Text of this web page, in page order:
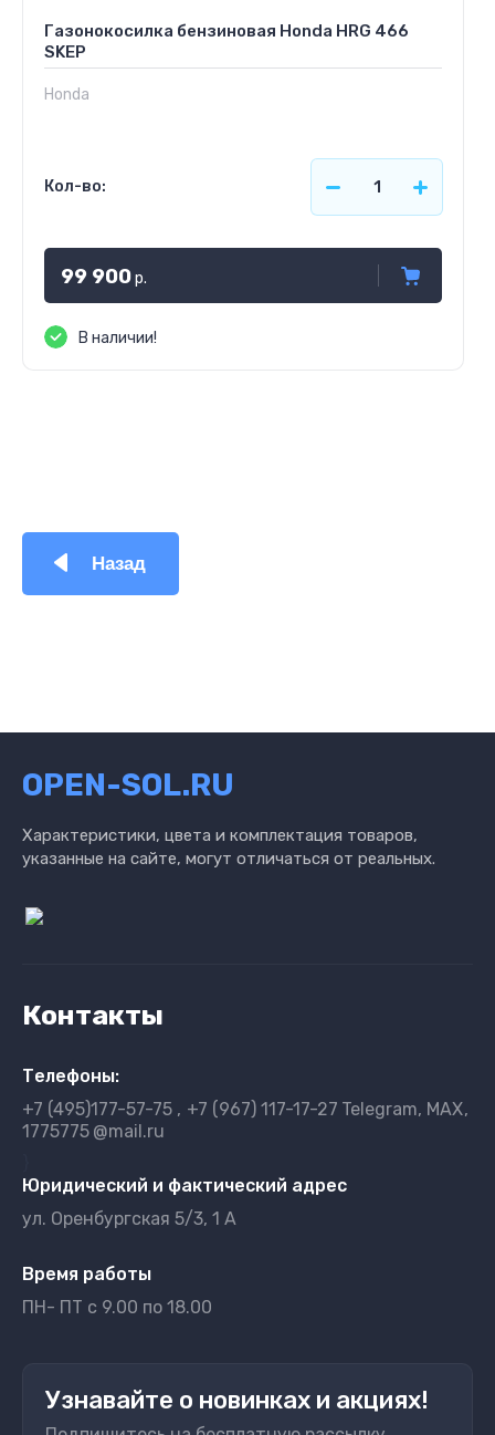
Газонокосилка бензиновая Honda HRG 466
SKEP
Honda
Кол-во:
99 900р.
В наличии!
Назад
OPEN-SOL.RU
Характеристики, цвета и комплектация товаров,
указанные на сайте, могут отличаться от реальных.
Контакты
Телефоны:
+7 (495)177-57-75
+7 (967) 117-17-27 Telegram, MAX
1775775 @mail.ru
Юридический и фактический адрес
ул. Оренбургская 5/3, 1 А
Время работы
ПН- ПТ с 9.00 по 18.00
Узнавайте о новинках и акциях!